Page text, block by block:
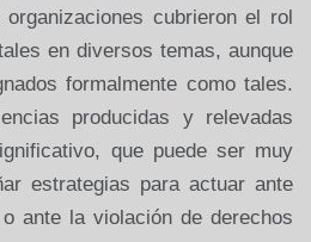
cubrieron el rol
en diversos temas, aunque
formalmente como tales.
producidas y relevadas
que puede ser muy
estrategias para actuar ante
ante la violación de derechos